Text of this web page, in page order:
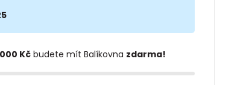
Kčbudete mít Balíkovna zdarma!